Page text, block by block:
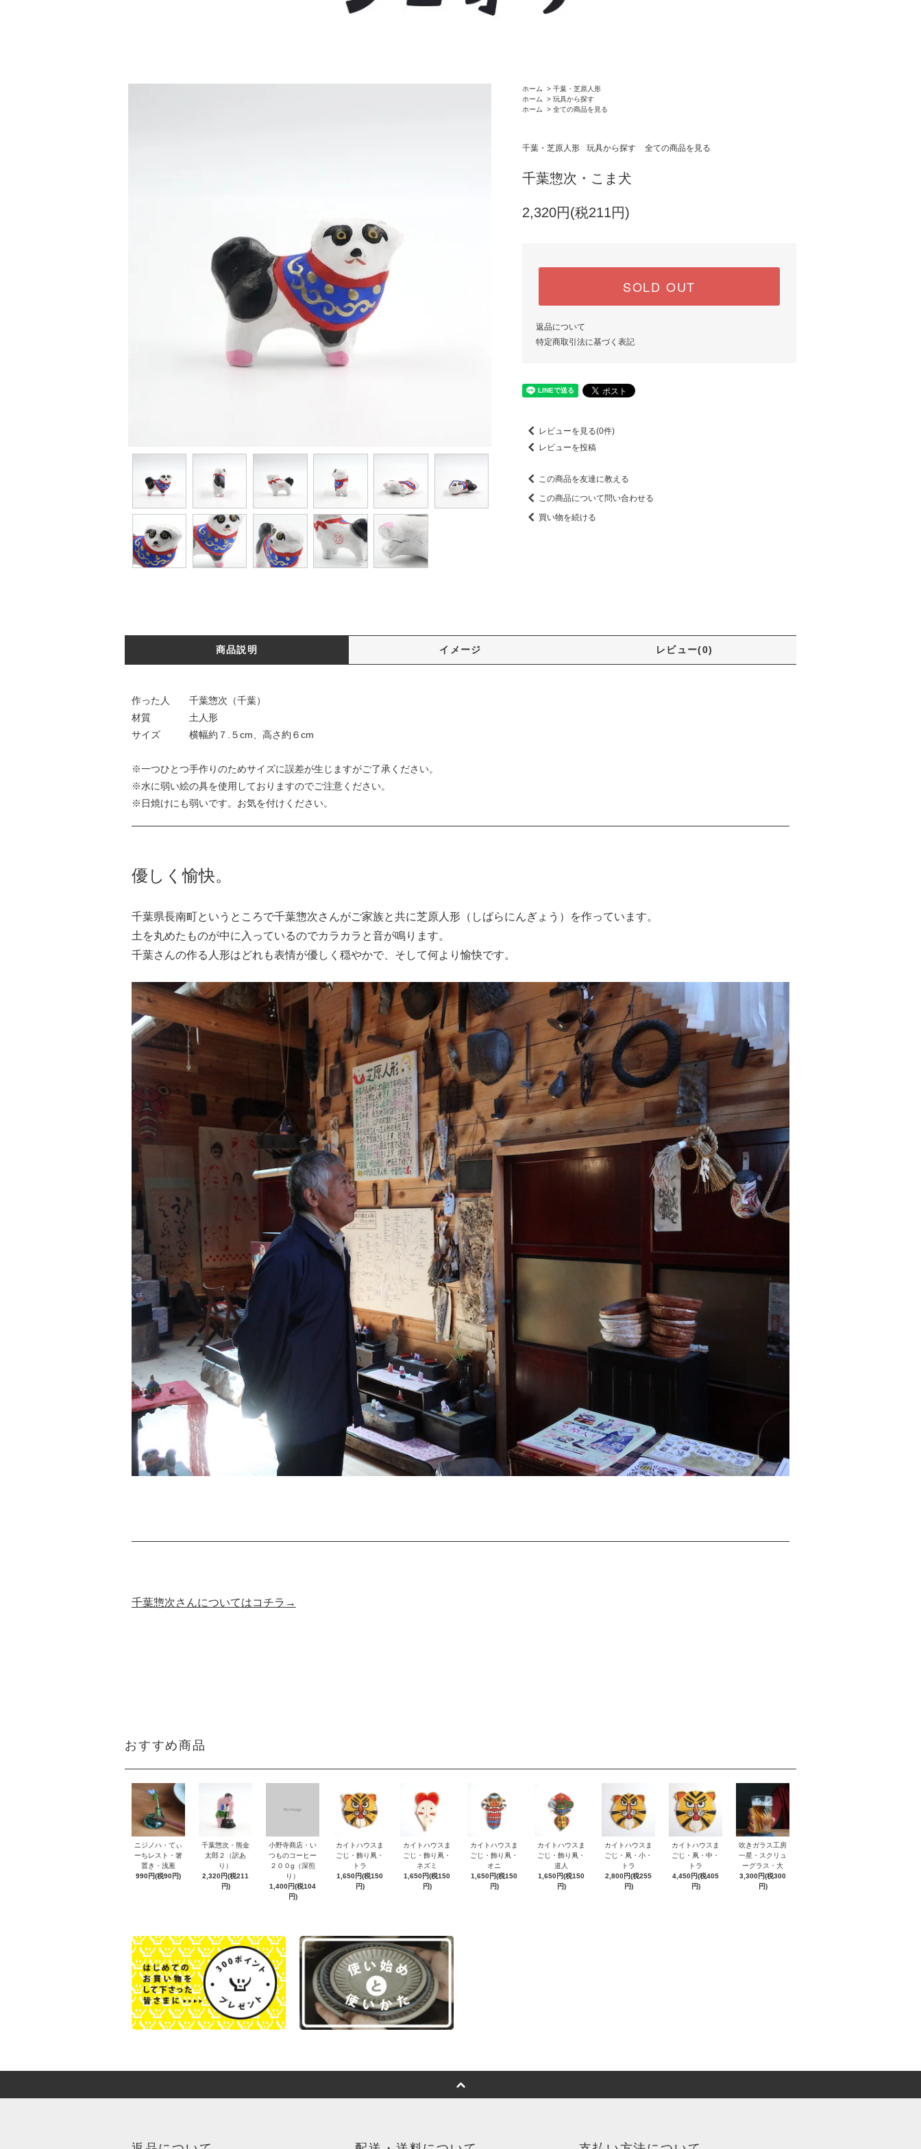
ホーム > 千葉・芝原人形
ホーム
> 玩具から探す
ホーム
> 全ての商品を見る
千葉・芝原人形 玩具から探す 全ての商品を見る
千葉惣次・こま犬
2,320円(税211円)
SOLD OUT
返品について
特定商取引法に基づく表記
レビューを見る(0件)
レビューを投稿
この商品を友達に教える
この商品について問い合わせる
買い物を続ける
商品説明 イメージ レビュー(0)
作った人 千葉惣次（千葉）
材質 土人形
サイズ 横幅約７.５cm、高さ約６cm
※一つひとつ手作りのためサイズに誤差が生じますがご了承ください。
※水に弱い絵の具を使用しておりますのでご注意ください。
※日焼けにも弱いです。お気を付けください。
優しく愉快。
千葉県長南町というところで千葉惣次さんがご家族と共に芝原人形（しばらにんぎょう）を作っています。
土を丸めたものが中に入っているのでカラカラと音が鳴ります。
千葉さんの作る人形はどれも表情が優しく穏やかで、そして何より愉快です。
千葉惣次さんについてはコチラ→
おすすめ商品
ニジノハ・てぃ
ーちレスト・箸
置き・浅葱
990円(税90円)
千葉惣次・熊金
太郎２（訳あ
り）
2,320円(税211
円)
小野寺商店・い
つものコーヒー
２００g（深煎
り）
1,400円(税104
円)
カイトハウスま
ごじ・飾り凧・
トラ
1,650円(税150
円)
カイトハウスま
ごじ・飾り凧・
ネズミ
1,650円(税150
円)
カイトハウスま
ごじ・飾り凧・
オニ
1,650円(税150
円)
カイトハウスま
ごじ・飾り凧・
道人
1,650円(税150
円)
カイトハウスま
ごじ・凧・小・
トラ
2,800円(税255
円)
カイトハウスま
ごじ・凧・中・
トラ
4,450円(税405
円)
吹きガラス工房
一星・スクリュ
ーグラス・大
3,300円(税300
円)